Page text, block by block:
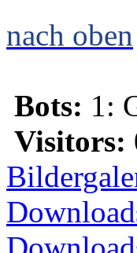
nach oben
Bots: 1:
Visitors: